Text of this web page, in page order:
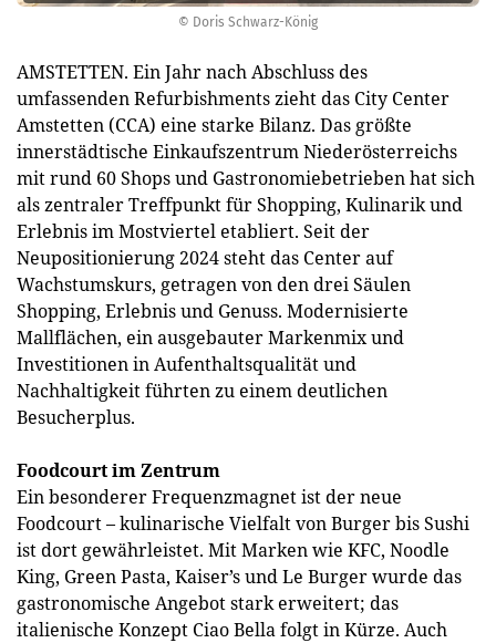
© Doris Schwarz-König
AMSTETTEN. Ein Jahr nach Abschluss des
umfassenden Refurbishments zieht das City Center
Amstetten (CCA) eine starke Bilanz. Das größte
innerstädtische Einkaufszentrum Niederösterreichs
mit rund 60 Shops und Gastronomiebetrieben hat sich
als zentraler Treffpunkt für Shopping, Kulinarik und
Erlebnis im Mostviertel etabliert. Seit der
Neupositionierung 2024 steht das Center auf
Wachstumskurs, getragen von den drei Säulen
Shopping, Erlebnis und Genuss. Modernisierte
Mallflächen, ein ausgebauter Markenmix und
Investitionen in Aufenthaltsqualität und
Nachhaltigkeit führten zu einem deutlichen
Besucherplus.
Foodcourt im Zentrum
Ein besonderer Frequenzmagnet ist der neue
Foodcourt – kulinarische Vielfalt von Burger bis Sushi
ist dort gewährleistet. Mit Marken wie KFC, Noodle
King, Green Pasta, Kaiser’s und Le Burger wurde das
gastronomische Angebot stark erweitert; das
italienische Konzept Ciao Bella folgt in Kürze. Auch